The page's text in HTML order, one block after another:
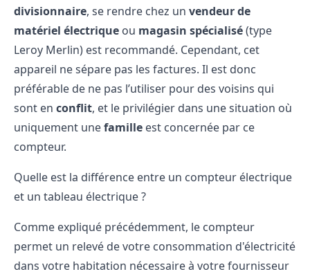
divisionnaire, se rendre chez un vendeur de
matériel électrique ou magasin spécialisé(type
Leroy Merlin) est recommandé. Cependant, cet
appareil ne sépare pas les factures. Il est donc
préférable de ne pas l’utiliser pour des voisins qui
sont en conflit, et le privilégier dans une situation où
uniquement unefamille est concernée par ce
compteur.
Quelle est la différence entre un compteur électrique
et un tableau électrique ?
Comme expliqué précédemment, le compteur
permet un relevé de votre consommation d'électricité
dans votre habitation nécessaire à votrefournisseur